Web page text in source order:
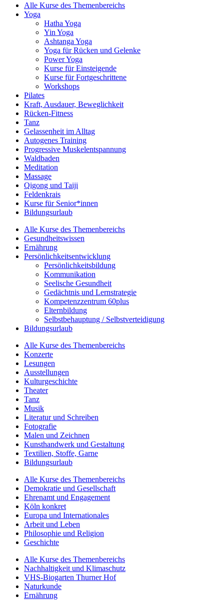
Alle Kurse des Themenbereichs
Yoga
Hatha Yoga
Yin Yoga
Ashtanga Yoga
Yoga für Rücken und Gelenke
Power Yoga
Kurse für Einsteigende
Kurse für Fortgeschrittene
Workshops
Pilates
Kraft, Ausdauer, Beweglichkeit
Rücken-Fitness
Tanz
Gelassenheit im Alltag
Autogenes Training
Progressive Muskelentspannung
Waldbaden
Meditation
Massage
Qigong und Taiji
Feldenkrais
Kurse für Senior*innen
Bildungsurlaub
Alle Kurse des Themenbereichs
Gesundheitswissen
Ernährung
Persönlichkeitsentwicklung
Persönlichkeitsbildung
Kommunikation
Seelische Gesundheit
Gedächtnis und Lernstrategie
Kompetenzzentrum 60plus
Elternbildung
Selbstbehauptung / Selbstverteidigung
Bildungsurlaub
Alle Kurse des Themenbereichs
Konzerte
Lesungen
Ausstellungen
Kulturgeschichte
Theater
Tanz
Musik
Literatur und Schreiben
Fotografie
Malen und Zeichnen
Kunsthandwerk und Gestaltung
Textilien, Stoffe, Garne
Bildungsurlaub
Alle Kurse des Themenbereichs
Demokratie und Gesellschaft
Ehrenamt und Engagement
Köln konkret
Europa und Internationales
Arbeit und Leben
Philosophie und Religion
Geschichte
Alle Kurse des Themenbereichs
Nachhaltigkeit und Klimaschutz
VHS-Biogarten Thurner Hof
Naturkunde
Ernährung